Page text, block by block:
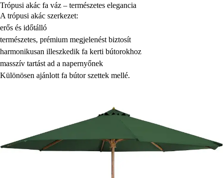
Trópusi akác fa váz – természetes elegancia
A trópusi akác szerkezet:
erős és időtálló
természetes, prémium megjelenést biztosít
harmonikusan illeszkedik fa kerti bútorokhoz
masszív tartást ad a napernyőnek
Különösen ajánlott fa bútor szettek mellé.